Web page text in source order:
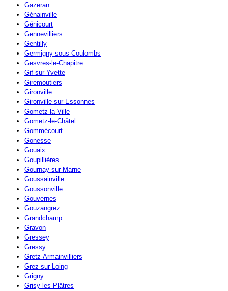
Gazeran
Génainville
Génicourt
Gennevilliers
Gentilly
Germigny-sous-Coulombs
Gesvres-le-Chapitre
Gif-sur-Yvette
Giremoutiers
Gironville
Gironville-sur-Essonnes
Gometz-la-Ville
Gometz-le-Châtel
Gommécourt
Gonesse
Gouaix
Goupillières
Gournay-sur-Marne
Goussainville
Goussonville
Gouvernes
Gouzangrez
Grandchamp
Gravon
Gressey
Gressy
Gretz-Armainvilliers
Grez-sur-Loing
Grigny
Grisy-les-Plâtres